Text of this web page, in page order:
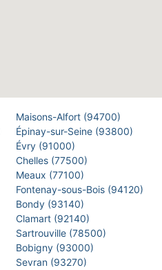
Maisons-Alfort (94700)
Épinay-sur-Seine (93800)
Évry (91000)
Chelles (77500)
Meaux (77100)
Fontenay-sous-Bois (94120)
Bondy (93140)
Clamart (92140)
Sartrouville (78500)
Bobigny (93000)
Sevran (93270)